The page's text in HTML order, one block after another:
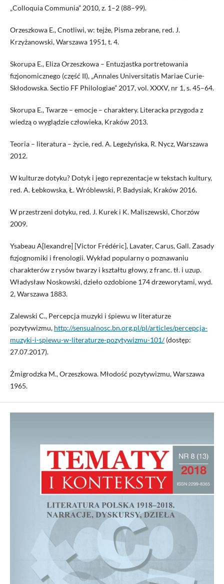
„Colloquia Communia” 2010, z. 1–2 (88–99).
Orzeszkowa E., Cnotliwi, w: tejże, Pisma zebrane, red. J.
Krzyżanowski, Warszawa 1951, t. 4.
Skorupa E., Eliza Orzeszkowa – Entuzjastka portretowania
fizjonomicznego (część II), „Annales Universitatis Mariae Curie-
Skłodowska. Sectio FF Philologiae” 2017, vol. XXXV, nr 1, s. 45–64.
Skorupa E., Twarze – emocje – charaktery. Literacka przygoda z
wiedzą o wyglądzie człowieka, Kraków 2013.
Teoria – literatura – życie, red. A. Legeżyńska, R. Nycz, Warszawa
2012.
W kulturze dotyku? Dotyk i jego reprezentacje w tekstach kultury,
red. A. Łebkowska, Ł. Wróblewski, P. Badysiak, Kraków 2016.
W przestrzeni dotyku, red. J. Kurek i K. Maliszewski, Chorzów
2009.
Ysabeau A[lexandre] [Victor Frédéric], Lavater, Carus, Gall. Zasady
fizjognomiki i frenologii. Wykład popularny o poznawaniu
charakterów z rysów twarzy i kształtu głowy, z franc. tł. i uzup.
Władysław Noskowski, dzieło ozdobione 174 drzeworytami, wyd.
2, Warszawa 1883.
Zalewski C., Percepcja muzyki i śpiewu w literaturze
pozytywizmu, http://sensualnosc.bn.org.pl/pl/articles/percepcja-
muzyki-i-spiewu-w-literaturze-pozytywizmu-101/(dostęp:
27.07.2017).
Żmigrodzka M., Orzeszkowa. Młodość pozytywizmu, Warszawa
1965.